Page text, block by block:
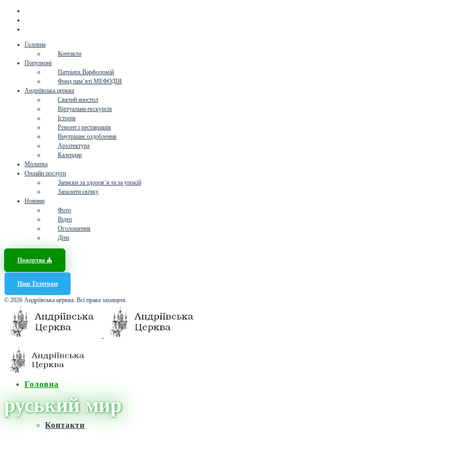
Головна
Контакти
Популярні
Патріарх Варфоломій
Фонд пам’яті МЕФОДІЯ
Андріївська церква
Святий апостол
Віртуальна екскурсія
Історія
Ремонт і реставрація
Внутрішнє оздоблення
Архітектура
Календар
Молитва
Онлайн послуги
Записки за здоров’я та за упокій
Запалити свічку
Новини
Фото
Відео
Оголошення
Діти
Пожертва ⛪️
Наш Телеграм
© 2026 Андріївська церква. Всі права захищені.
Головна
Контакти
руський мир